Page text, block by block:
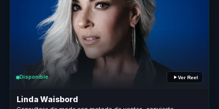
Disponible Ver Reel
Linda Waisbord